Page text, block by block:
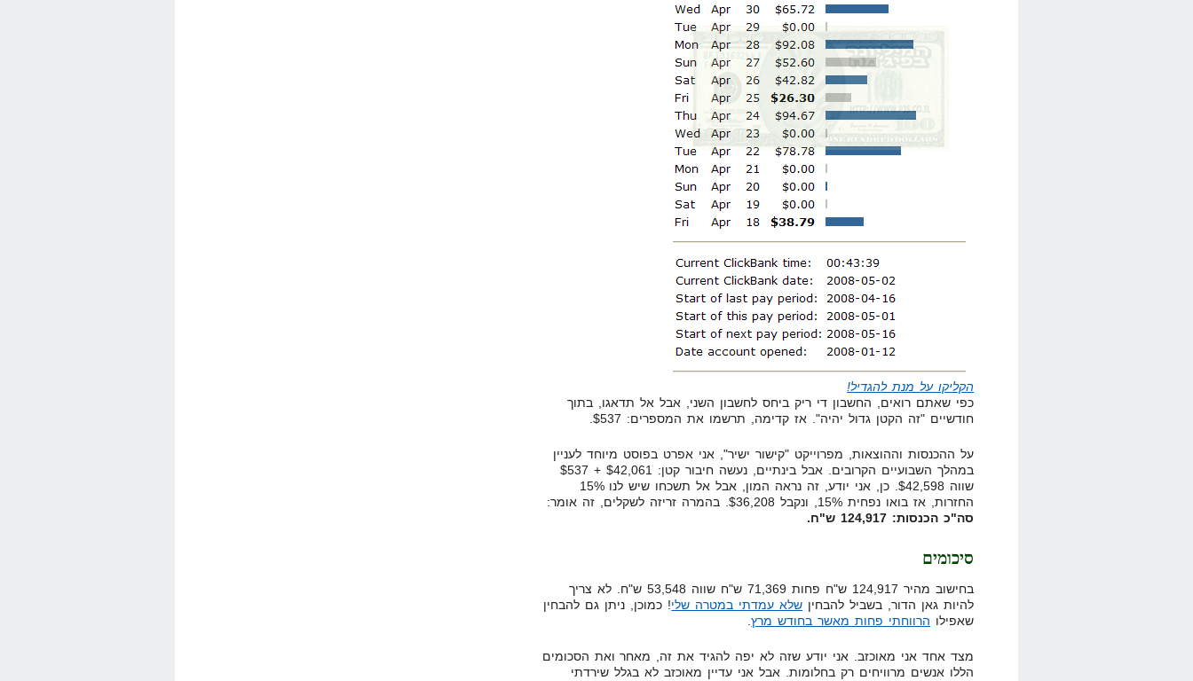
הקליקו על מנת להגדיל!
כפי שאתם רואים, החשבון די ריק ביחס לחשבון השני, אבל אל תדאגו, בתוך
חודשיים "זה הקטן גדול יהיה". אז קדימה, תרשמו את המספרים: $537.
על ההכנסות וההוצאות, מפרוייקט "קישור ישיר", אני אפרט בפוסט מיוחד לעניין
במהלך השבועיים הקרובים. אבל בינתיים, נעשה חיבור קטן: $42,061 + $537
שווה $42,598. כן, אני יודע, זה נראה המון, אבל אל תשכחו שיש לנו 15%
החזרות, אז בואו נפחית 15%, ונקבל $36,208. בהמרה זריזה לשקלים, זה אומר:
סה"כ הכנסות: 124,917 ש"ח.
סיכומים
בחישוב מהיר 124,917 ש"ח פחות 71,369 ש"ח שווה 53,548 ש"ח. לא צריך
להיות גאן הדור, בשביל להבחין שלא עמדתי במטרה שלי! כמוכן, ניתן גם להבחין
שאפילו הרווחתי פחות מאשר בחודש מרץ.
מצד אחד אני מאוכזב. אני יודע שזה לא יפה להגיד את זה, מאחר ואת הסכומים
הללו אנשים מרוויחים רק בחלומות. אבל אני עדיין מאוכזב לא בגלל שירדתי